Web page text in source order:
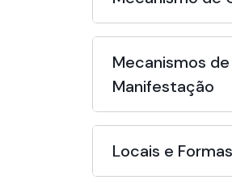
Mecanismos
Manifestação
Locais e